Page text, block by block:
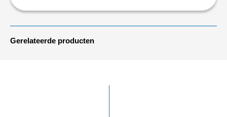
Gerelateerde producten